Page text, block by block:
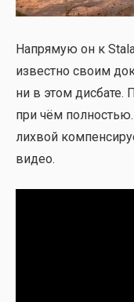
Напря­мую он к
извест­но сво­им
ни в этом дис­ба­те.
при чём
лих­вой
видео.